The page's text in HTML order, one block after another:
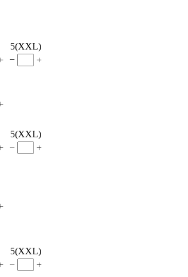
5(XXL)
−
+
5(XXL)
−
+
5(XXL)
−
+